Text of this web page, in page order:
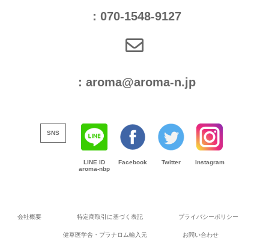
：070-1548-9127
：aroma@aroma-n.jp
SNS
LINE ID
aroma-nbp
Facebook Twitter Instagram
会社概要 特定商取引に基づく表記 プライバシーポリシー
健草医学舎・プラナロム輸入元 お問い合わせ